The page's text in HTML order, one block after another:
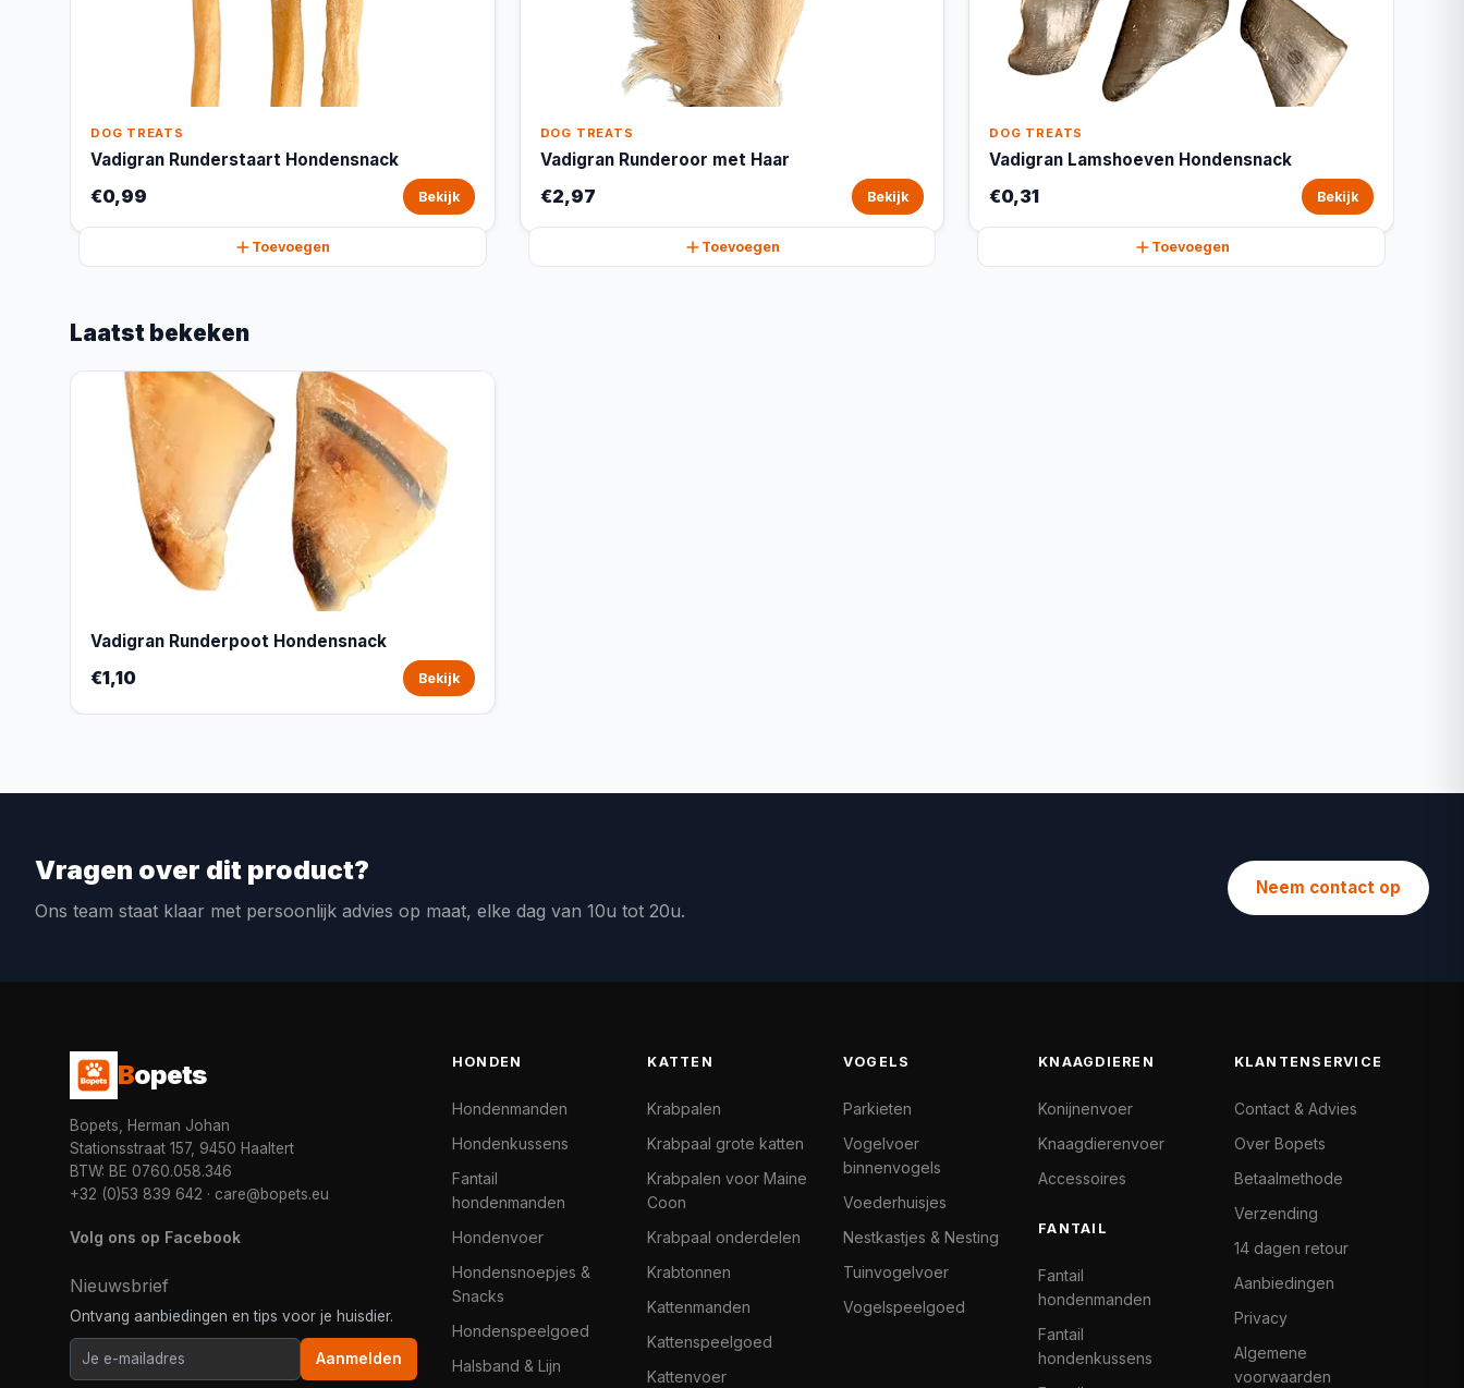
DOG TREATS
Vadigran Runderstaart Hondensnack
€0,99 Bekijk
Toevoegen
DOG TREATS
Vadigran Runderoor met Haar
€2,97 Bekijk
Toevoegen
DOG TREATS
Vadigran Lamshoeven Hondensnack
€0,31 Bekijk
Toevoegen
Laatst bekeken
Vadigran Runderpoot Hondensnack
€1,10 Bekijk
Vragen over dit product?
Ons team staat klaar met persoonlijk advies op maat, elke dag van 10u tot 20u.
Neem contact op
Bopets
Bopets, Herman Johan
Stationsstraat 157, 9450 Haaltert
BTW: BE 0760.058.346
+32 (0)53 839 642 · care@bopets.eu
Volg ons op Facebook
Nieuwsbrief
Ontvang aanbiedingen en tips voor je huisdier.
Aanmelden
HONDEN
Hondenmanden
Hondenkussens
Fantail
hondenmanden
Hondenvoer
Hondensnoepjes &
Snacks
Hondenspeelgoed
Halsband & Lijn
KATTEN
Krabpalen
Krabpaal grote katten
Krabpalen voor Maine
Coon
Krabpaal onderdelen
Krabtonnen
Kattenmanden
Kattenspeelgoed
Kattenvoer
VOGELS
Parkieten
Vogelvoer
binnenvogels
Voederhuisjes
Nestkastjes & Nesting
Tuinvogelvoer
Vogelspeelgoed
KNAAGDIEREN
Konijnenvoer
Knaagdierenvoer
Accessoires
FANTAIL
Fantail
hondenmanden
Fantail
hondenkussens
KLANTENSERVICE
Contact & Advies
Over Bopets
Betaalmethode
Verzending
14 dagen retour
Aanbiedingen
Privacy
Algemene
voorwaarden